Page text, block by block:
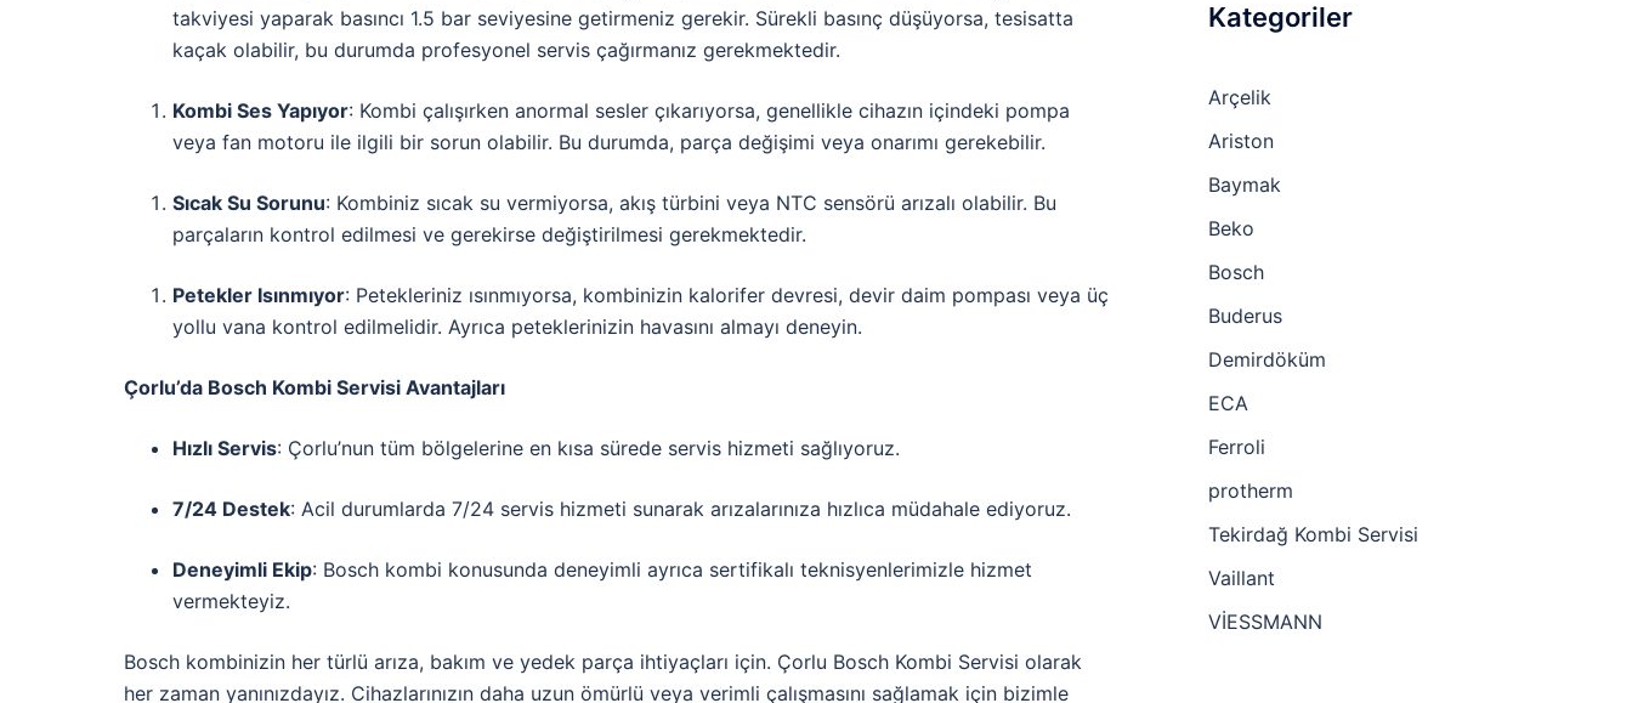
takviyesi yaparak basıncı 1.5 bar seviyesine getirmeniz gerekir. Sürekli basınç düşüyorsa, tesisatta
kaçak olabilir, bu durumda profesyonel servis çağırmanız gerekmektedir.
Kombi Ses Yapıyor: Kombi çalışırken anormal sesler çıkarıyorsa, genellikle cihazın içindeki pompa
veya fan motoru ile ilgili bir sorun olabilir. Bu durumda, parça değişimi veya onarımı gerekebilir.
Sıcak Su Sorunu: Kombiniz sıcak su vermiyorsa, akış türbini veya NTC sensörü arızalı olabilir. Bu
parçaların kontrol edilmesi ve gerekirse değiştirilmesi gerekmektedir.
Petekler Isınmıyor: Petekleriniz ısınmıyorsa, kombinizin kalorifer devresi, devir daim pompası veya üç
yollu vana kontrol edilmelidir. Ayrıca peteklerinizin havasını almayı deneyin.
Çorlu’da Bosch Kombi Servisi Avantajları
Hızlı Servis: Çorlu’nun tüm bölgelerine en kısa sürede servis hizmeti sağlıyoruz.
7/24 Destek: Acil durumlarda 7/24 servis hizmeti sunarak arızalarınıza hızlıca müdahale ediyoruz.
Deneyimli Ekip: Bosch kombi konusunda deneyimli ayrıca sertifikalı teknisyenlerimizle hizmet
vermekteyiz.
Bosch kombinizin her türlü arıza, bakım ve yedek parça ihtiyaçları için. Çorlu Bosch Kombi Servisi olarak
her zaman yanınızdayız. Cihazlarınızın daha uzun ömürlü veya verimli çalışmasını sağlamak için bizimle
Kategoriler
Arçelik
Ariston
Baymak
Beko
Bosch
Buderus
Demirdöküm
ECA
Ferroli
protherm
Tekirdağ Kombi Servisi
Vaillant
VİESSMANN